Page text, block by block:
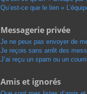
Qu’est-ce que le lien «
Messagerie privée
Je ne peux pas envoyer de
Je reçois sans arrêt des
J’ai reçu un spam ou un
Amis et ignorés